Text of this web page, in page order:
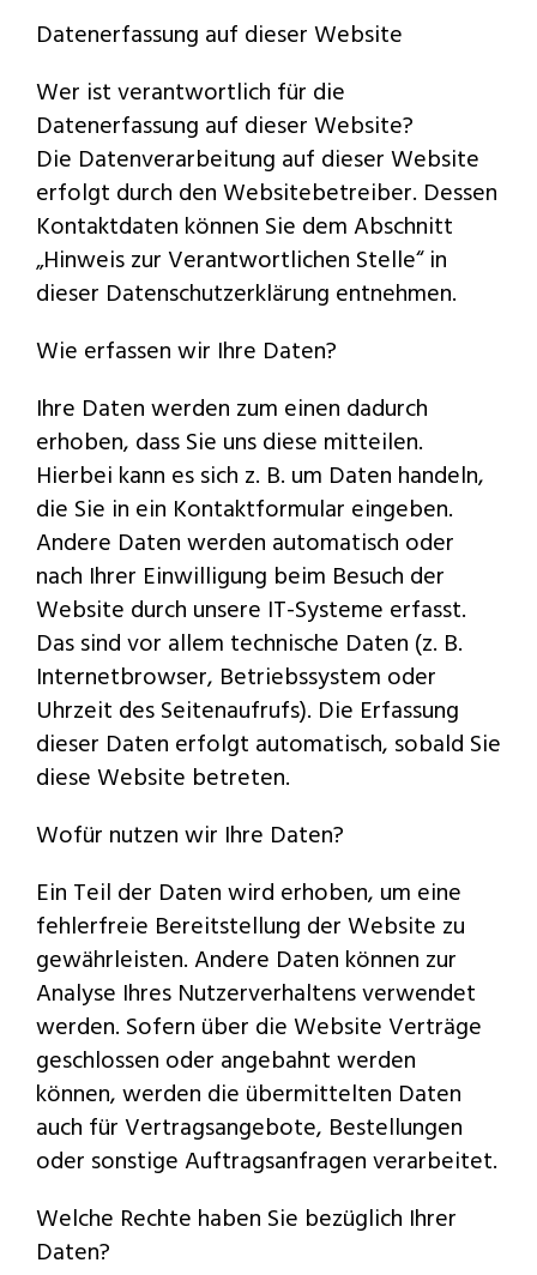
Datenerfassung auf dieser Website
Wer ist verantwortlich für die
Datenerfassung auf dieser Website?
Die Datenverarbeitung auf dieser Website
erfolgt durch den Websitebetreiber. Dessen
Kontaktdaten können Sie dem Abschnitt
„Hinweis zur Verantwortlichen Stelle“ in
dieser Datenschutzerklärung entnehmen.
Wie erfassen wir Ihre Daten?
Ihre Daten werden zum einen dadurch
erhoben, dass Sie uns diese mitteilen.
Hierbei kann es sich z. B. um Daten handeln,
die Sie in ein Kontaktformular eingeben.
Andere Daten werden automatisch oder
nach Ihrer Einwilligung beim Besuch der
Website durch unsere IT-Systeme erfasst.
Das sind vor allem technische Daten (z. B.
Internetbrowser, Betriebssystem oder
Uhrzeit des Seitenaufrufs). Die Erfassung
dieser Daten erfolgt automatisch, sobald Sie
diese Website betreten.
Wofür nutzen wir Ihre Daten?
Ein Teil der Daten wird erhoben, um eine
fehlerfreie Bereitstellung der Website zu
gewährleisten. Andere Daten können zur
Analyse Ihres Nutzerverhaltens verwendet
werden. Sofern über die Website Verträge
geschlossen oder angebahnt werden
können, werden die übermittelten Daten
auch für Vertragsangebote, Bestellungen
oder sonstige Auftragsanfragen verarbeitet.
Welche Rechte haben Sie bezüglich Ihrer
Daten?